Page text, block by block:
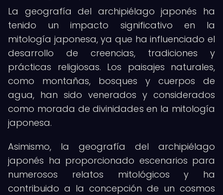
La geografía del archipiélago japonés ha
tenido un impacto significativo en la
mitología japonesa, ya que ha influenciado el
desarrollo de creencias, tradiciones y
prácticas religiosas. Los paisajes naturales,
como montañas, bosques y cuerpos de
agua, han sido venerados y considerados
como morada de divinidades en la mitología
japonesa.
Asimismo, la geografía del archipiélago
japonés ha proporcionado escenarios para
numerosos relatos mitológicos y ha
contribuido a la concepción de un cosmos